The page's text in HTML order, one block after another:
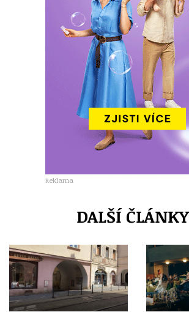
Reklama
DALŠÍ ČLÁNKY